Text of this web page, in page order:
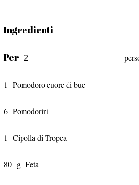
Ingredienti
Per
1 Pomodoro cuore di bue
6 Pomodorini
1 Cipolla di Tropea
80 g Feta